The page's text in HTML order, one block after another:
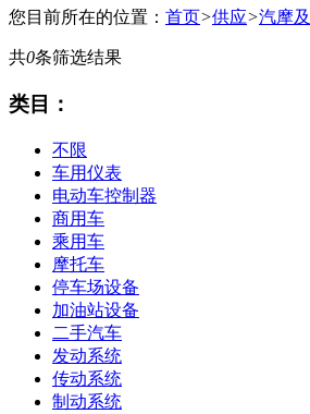
您目前所在的位置： 首页>供应>汽摩
共0条筛选结果
类目：
不限
车用仪表
电动车控制器
商用车
乘用车
摩托车
停车场设备
加油站设备
二手汽车
发动系统
传动系统
制动系统